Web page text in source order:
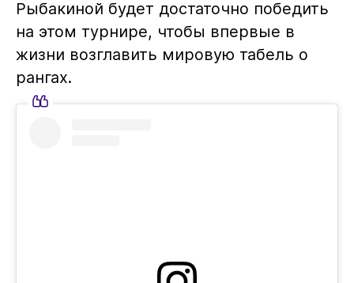
Рыбакиной будет достаточно победить
на этом турнире, чтобы впервые в
жизни возглавить мировую табель о
рангах.